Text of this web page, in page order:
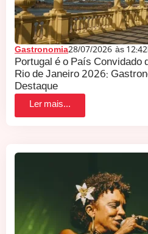
Gastronomia28/07/2026 às
Portugal é o País Convidado
Rio de Janeiro 2026:
Destaque
Ler mais...